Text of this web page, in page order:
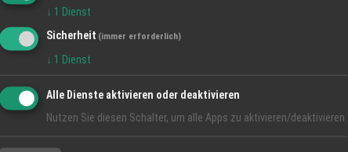
Schlaf,
Schlaf, einfach & effektiv
NaturErdung
↓ 1 Dienst
Sicherheit (immer erforderlich)
↓ 1 Dienst
Alle Dienste aktivieren oder deaktivieren
Nutzen Sie diesen Schalter, um alle Apps zu aktivieren/deaktivieren.